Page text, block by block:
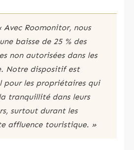
Avec Roomonitor, nous
baisse de 25 % des
non autorisées dans les
Notre dispositif est
pour les propriétaires qui
tranquillité dans leurs
surtout durant les
affluence touristique. »​